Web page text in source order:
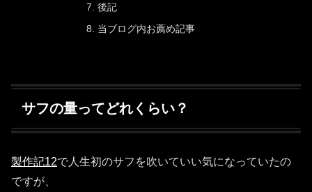
後記
当ブログ内お薦め記事
サフの量ってどれくらい？
製作記12で人生初のサフを吹いていい気になっていたの
ですが、